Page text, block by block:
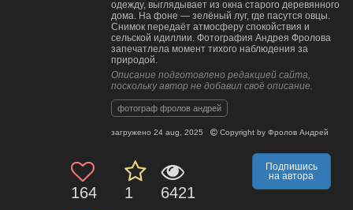
одежду, выглядывает из окна старого деревянного
дома. На фоне — зелёный луг, где пасутся овцы.
Снимок передаёт атмосферу спокойствия и
сельской идиллии. Фотография Андрея Фролова
запечатлела момент тихого наблюдения за
природой.
Описание подготовлено редакцией сайта,
поскольку автор не добавил своё описание.
фотограф фролов андрей
загружено 24 aug, 2025 Copyright by Фролов Андрей
164 1 6421
Подпишись
на автора